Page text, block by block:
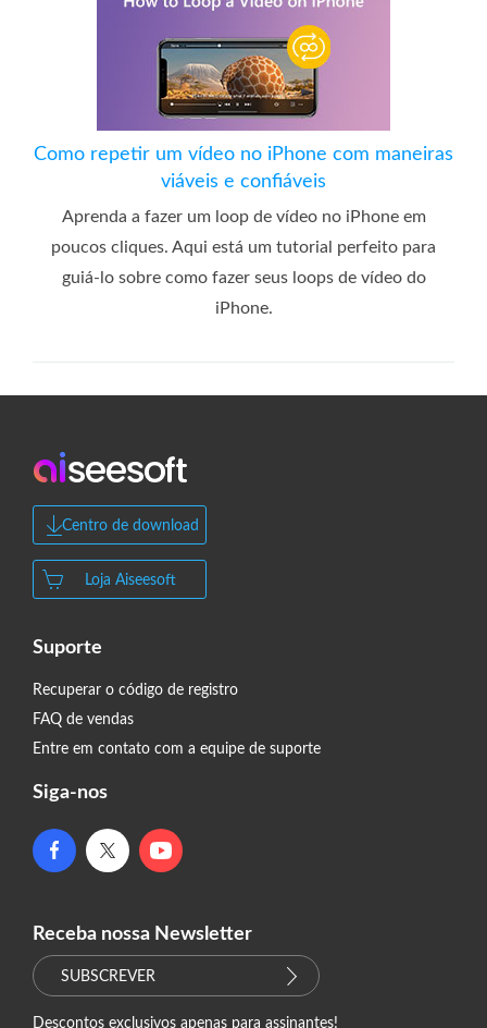
Como repetir um vídeo no iPhone com maneiras
viáveis ​​e confiáveis
Aprenda a fazer um loop de vídeo no iPhone em
poucos cliques. Aqui está um tutorial perfeito para
guiá-lo sobre como fazer seus loops de vídeo do
iPhone.
Centro de download
Loja Aiseesoft
Suporte
Recuperar o código de registro
FAQ de vendas
Entre em contato com a equipe de suporte
Siga-nos
Receba nossa Newsletter
SUBSCREVER
Descontos exclusivos apenas para assinantes!